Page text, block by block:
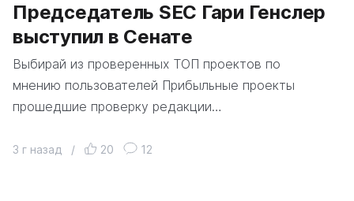
Председатель SEC Гари Генслер
выступил в Сенате
Выбирай из проверенных ТОП проектов по
мнению пользователей Прибыльные проекты
прошедшие проверку редакции…
3 г назад / 20 12